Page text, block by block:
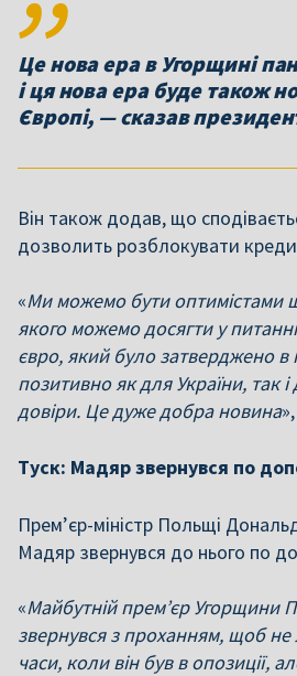
Це нова ера в Угорщині
і ця нова ера буде також
Європі, — сказав
Він також додав, що
дозволить розблокувати
«Ми можемо бути оптимістами
якого можемо досягти у
євро, який було затверджено в
позитивно як для України, так
довіри. Це дуже добра новина
Туск: Мадяр звернувся по
Прем’єр-міністр Польщі
Мадяр звернувся до нього по
«Майбутній прем’єр Угорщини
звернувся з проханням, щоб не
часи, коли він був в опозиції,